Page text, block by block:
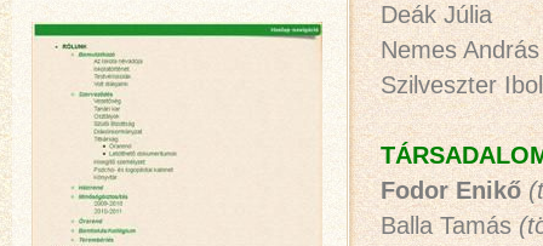
Deák Júlia
Nemes András
Szilveszter
Fodor Enikő
Balla Tamás